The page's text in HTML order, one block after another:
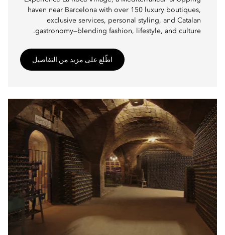
haven near Barcelona with over 150 luxury boutiques,
exclusive services, personal styling, and Catalan
gastronomy—blending fashion, lifestyle, and culture.
اطّلع على مزيد من التفاصيل